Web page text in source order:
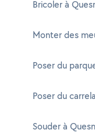
Bricoler à
Monter des
Poser du
Poser du
Souder à